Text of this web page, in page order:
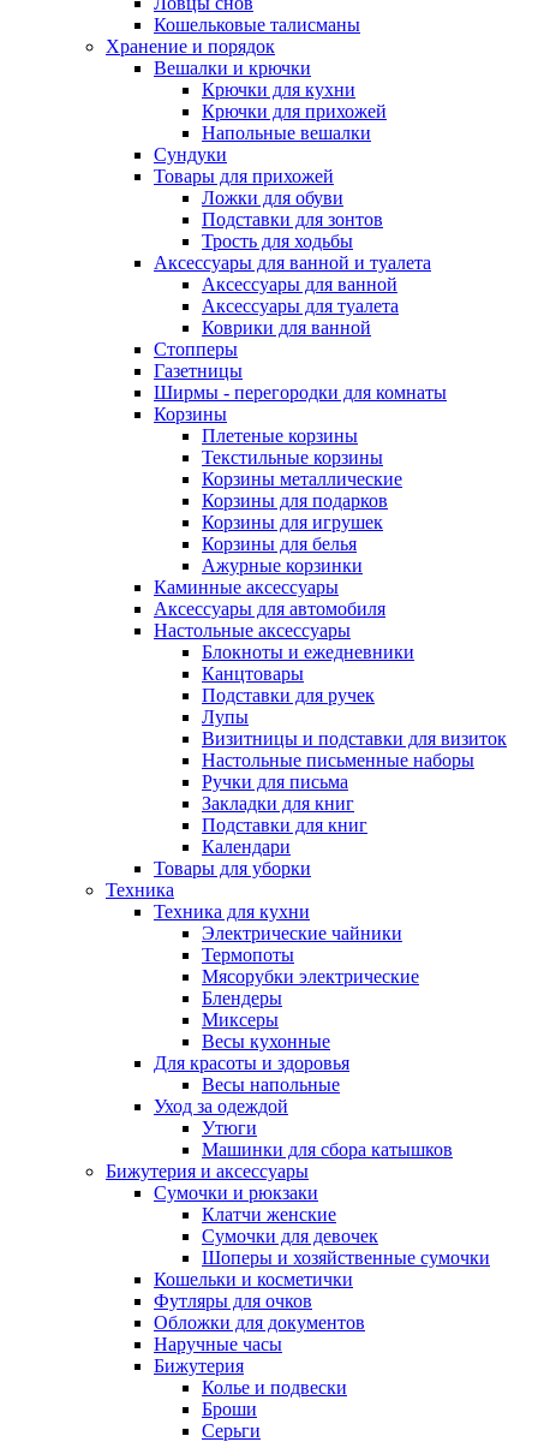
Кошельковые талисманы
Хранение и порядок
Вешалки и крючки
Крючки для кухни
Крючки для прихожей
Напольные вешалки
Сундуки
Товары для прихожей
Ложки для обуви
Подставки для зонтов
Трость для ходьбы
Аксессуары для ванной и туалета
Аксессуары для ванной
Аксессуары для туалета
Коврики для ванной
Стопперы
Газетницы
Ширмы - перегородки для комнаты
Корзины
Плетеные корзины
Текстильные корзины
Корзины металлические
Корзины для подарков
Корзины для игрушек
Корзины для белья
Ажурные корзинки
Каминные аксессуары
Аксессуары для автомобиля
Настольные аксессуары
Блокноты и ежедневники
Канцтовары
Подставки для ручек
Лупы
Визитницы и подставки для визиток
Настольные письменные наборы
Ручки для письма
Закладки для книг
Подставки для книг
Календари
Товары для уборки
Техника
Техника для кухни
Электрические чайники
Термопоты
Мясорубки электрические
Блендеры
Миксеры
Весы кухонные
Для красоты и здоровья
Весы напольные
Уход за одеждой
Утюги
Машинки для сбора катышков
Бижутерия и аксессуары
Сумочки и рюкзаки
Клатчи женские
Сумочки для девочек
Шоперы и хозяйственные сумочки
Кошельки и косметички
Футляры для очков
Обложки для документов
Наручные часы
Бижутерия
Колье и подвески
Броши
Серьги